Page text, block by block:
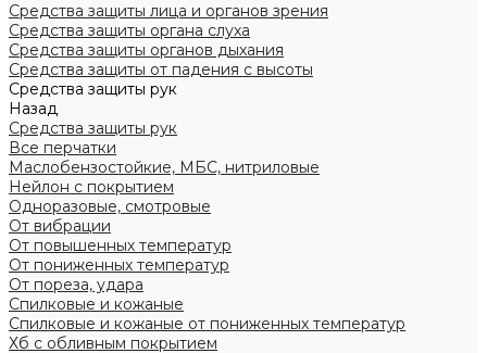
Средства защиты лица и органов зрения
Средства защиты органа слуха
Средства защиты органов дыхания
Средства защиты от падения с высоты
Средства защиты рук
Назад
Средства защиты рук
Все перчатки
Маслобензостойкие, МБС, нитриловые
Нейлон с покрытием
Одноразовые, смотровые
От вибрации
От повышенных температур
От пониженных температур
От пореза, удара
Спилковые и кожаные
Спилковые и кожаные от пониженных температур
Хб с обливным покрытием